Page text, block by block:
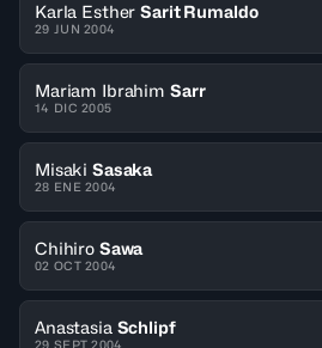
Karla Esther Sarit Rumaldo
29 JUN 2004
Mariam Ibrahim Sarr
14 DIC 2005
Misaki Sasaka
28 ENE 2004
Chihiro Sawa
02 OCT 2004
Anastasia Schlipf
29 SEPT 2004